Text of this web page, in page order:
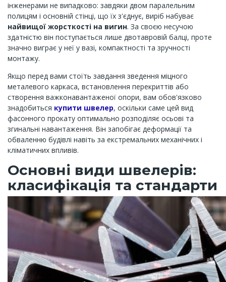
інженерами не випадково: завдяки двом паралельним
полицям і основній стінці, що їх з'єднує, виріб набуває
найвищої жорсткості на вигин. За своєю несучою
здатністю він поступається лише двотавровій балці, проте
значно виграє у неї у вазі, компактності та зручності
монтажу.
Якщо перед вами стоїть завдання зведення міцного
металевого каркаса, встановлення перекриттів або
створення важконавантаженої опори, вам обов'язково
знадобиться купити швелер, оскільки саме цей вид
фасонного прокату оптимально розподіляє осьові та
згинальні навантаження. Він запобігає деформації та
обваленню будівлі навіть за екстремальних механічних і
кліматичних впливів.
Основні види швелерів:
класифікація та стандарти